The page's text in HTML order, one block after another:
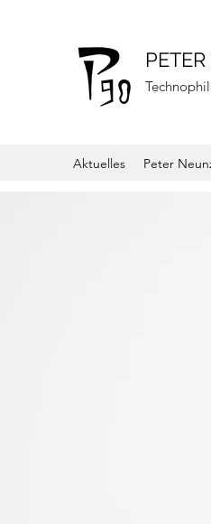
Aktuelles Peter